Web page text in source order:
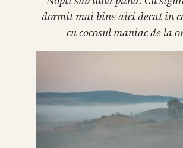
dormit mai bine aici decat in
cu cocosul maniac de la